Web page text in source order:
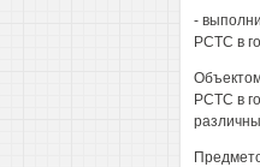
-
РСТС в
РСТС в